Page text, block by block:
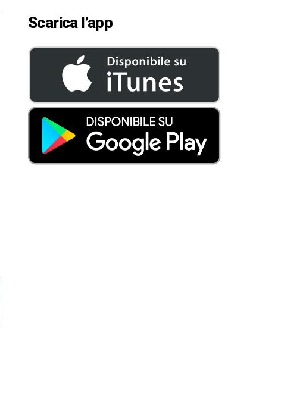
Scarica l’app